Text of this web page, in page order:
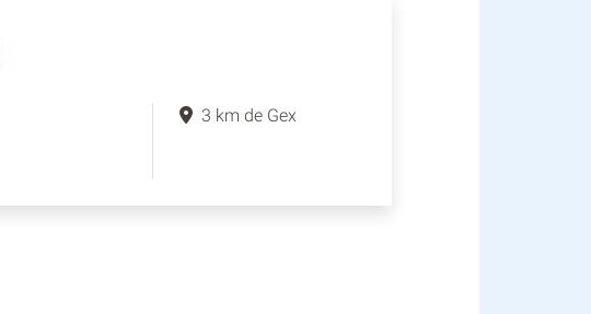
3 km de Gex